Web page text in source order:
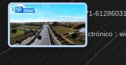
Tel：86-371-61286031
Correo electrónico：